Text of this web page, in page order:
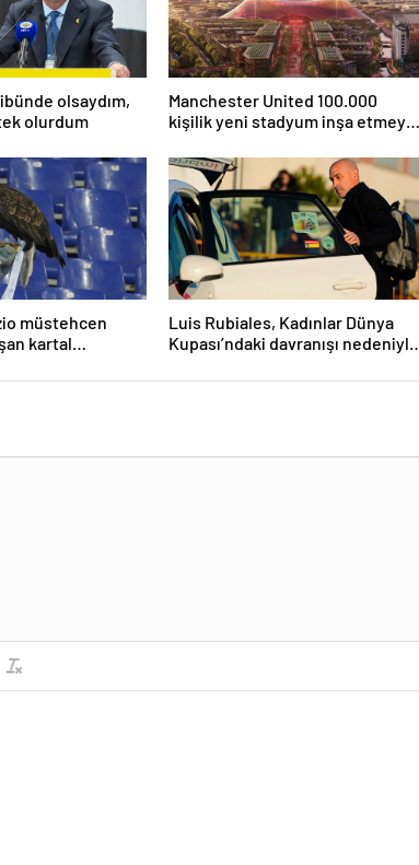
olsaydım,
olurdum
Manchester United 100.000
kişilik yeni stadyum inşa etmeyi
müstehcen
kartal
Luis Rubiales, Kadınlar Dünya
Kupası’ndaki davranışı nedeniyle